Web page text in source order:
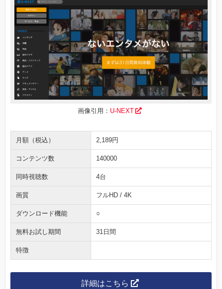
画像引用： U-NEXT
月額（税込） 2,189円
コンテンツ数 140000
同時視聴数 4台
画質 フルHD / 4K
ダウンロード機能 ○
無料お試し期間 31日間
特徴
詳細はこちら